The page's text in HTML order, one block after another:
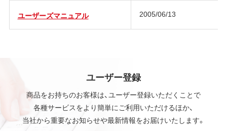
ユーザーズマニュアル 2005/06/13
ユーザー登録
商品をお持ちのお客様は、ユーザー登録いただくことで
各種サービスをより簡単にご利用いただけるほか、
当社から重要なお知らせや最新情報をお届けいたします。